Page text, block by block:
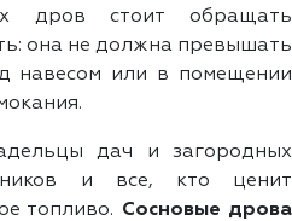
дров стоит обращать
она не должна превышать
навесом или в помещении
дач и загородных
и все, кто ценит
топливо. Сосновые дрова